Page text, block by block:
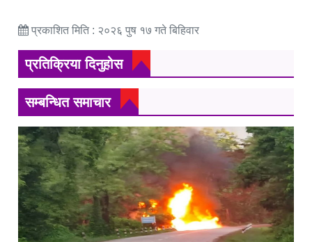
प्रकाशित मिति : २०२६ पुष १७ गते बिहिवार
प्रतिक्रिया दिनुहोस
सम्बन्धित समाचार